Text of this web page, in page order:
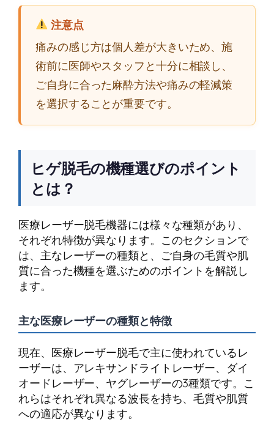
注意点
痛みの感じ方は個人差が大きいため、施
術前に医師やスタッフと十分に相談し、
ご自身に合った麻酔方法や痛みの軽減策
を選択することが重要です。
ヒゲ脱毛の機種選びのポイント
とは？
医療レーザー脱毛機器には様々な種類があり、
それぞれ特徴が異なります。このセクションで
は、主なレーザーの種類と、ご自身の毛質や肌
質に合った機種を選ぶためのポイントを解説し
ます。
主な医療レーザーの種類と特徴
現在、医療レーザー脱毛で主に使われているレ
ーザーは、アレキサンドライトレーザー、ダイ
オードレーザー、ヤグレーザーの3種類です。こ
れらはそれぞれ異なる波長を持ち、毛質や肌質
への適応が異なります。